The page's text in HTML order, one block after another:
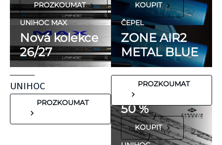
PROZKOUMAT
UNIHOC MAX
Nová kolekce
26/27
UNIHOC
PROZKOUMAT
KOUPIT
ČEPEL
ZONE AIR2
METAL BLUE
PROZKOUMAT
FLORBALOVÉ HOLE
UNIHOC
CARBSKIN
SE SLEVOU
50 %
KOUPIT
ani přírodní
kaučuk. Obsahují
minimum
potenciálně
nežádoucích látek,
které mohou
vyvolat alergické
reakce. Pokud ale
víte, že máte velmi
citlivou pokožku,